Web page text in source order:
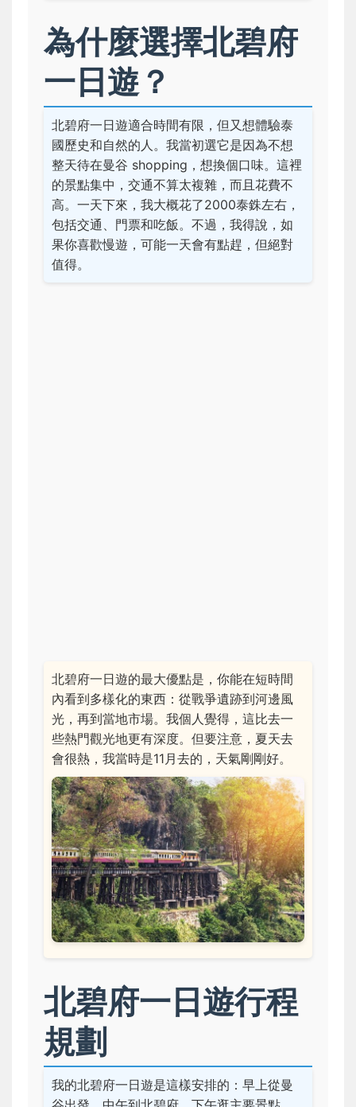
為什麼選擇北碧府
一日遊？
北碧府一日遊適合時間有限，但又想體驗泰
國歷史和自然的人。我當初選它是因為不想
整天待在曼谷 shopping，想換個口味。這裡
的景點集中，交通不算太複雜，而且花費不
高。一天下來，我大概花了2000泰銖左右，
包括交通、門票和吃飯。不過，我得說，如
果你喜歡慢遊，可能一天會有點趕，但絕對
值得。
北碧府一日遊的最大優點是，你能在短時間
內看到多樣化的東西：從戰爭遺跡到河邊風
光，再到當地市場。我個人覺得，這比去一
些熱門觀光地更有深度。但要注意，夏天去
會很熱，我當時是11月去的，天氣剛剛好。
北碧府一日遊行程
規劃
我的北碧府一日遊是這樣安排的：早上從曼